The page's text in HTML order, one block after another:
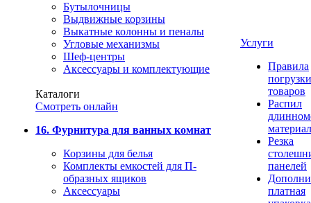
Бутылочницы
Выдвижные корзины
Выкатные колонны и пеналы
Угловые механизмы
Шеф-центры
Аксессуары и комплектующие
Каталоги
Смотреть онлайн
16. Фурнитура для ванных комнат
Корзины для белья
Комплекты емкостей для П-
образных ящиков
Аксессуары
Услуги
Правила
погрузки
товаров
Распил
Резка
панелей
платная